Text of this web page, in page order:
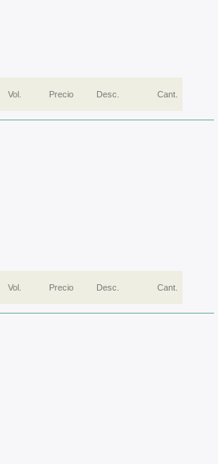
Vol. Precio Desc. Cant.
Vol. Precio Desc. Cant.